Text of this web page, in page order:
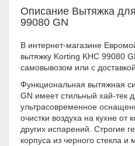
Описание Вытяжка
99080 GN
В интернет-магазине
вытяжку Korting KHC 99080
самовывозом или с
Функциональная вытяжная
GN имеет стильный хай-тек
ультрасовременное
очистки воздуха на кухне от
других испарений. Строгие
корпуса из черного стекла